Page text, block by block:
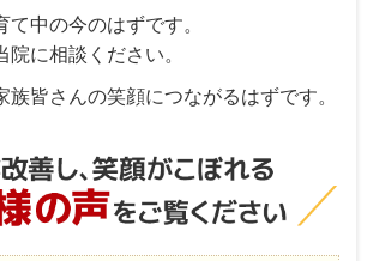
中の今のはずです。
院に相談ください。
族皆さんの笑顔につながるはずです。